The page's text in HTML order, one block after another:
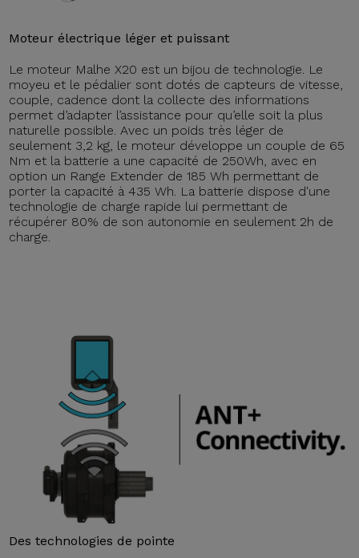
Moteur électrique léger et puissant
Le moteur Malhe X20 est un bijou de technologie. Le
moyeu et le pédalier sont dotés de capteurs de vitesse,
couple, cadence dont la collecte des informations
permet d’adapter l’assistance pour qu’elle soit la plus
naturelle possible. Avec un poids très léger de
seulement 3,2 kg, le moteur développe un couple de 65
Nm et la batterie a une capacité de 250Wh, avec en
option un Range Extender de 185 Wh permettant de
porter la capacité à 435 Wh. La batterie dispose d'une
technologie de charge rapide lui permettant de
récupérer 80% de son autonomie en seulement 2h de
charge.
Des technologies de pointe